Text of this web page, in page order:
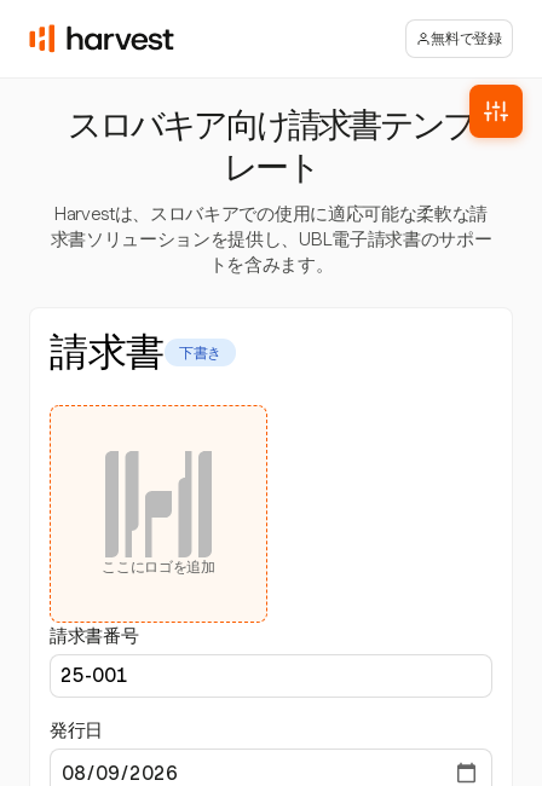
無料で登録
スロバキア向け請求書テンプ
レート
Harvestは、スロバキアでの使用に適応可能な柔軟な請
求書ソリューションを提供し、UBL電子請求書のサポー
トを含みます。
請求書 下書き
ここにロゴを追加
請求書番号
発行日